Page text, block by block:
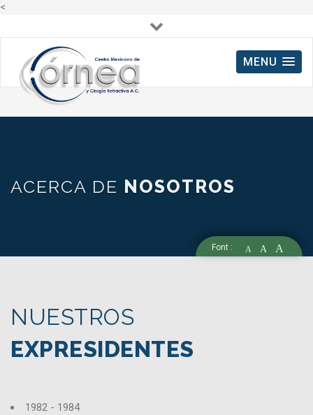
<
55 2737 8393
MENU
ACERCA DE NOSOTROS
Font : A A A
NUESTROS
EXPRESIDENTES
1982 - 1984